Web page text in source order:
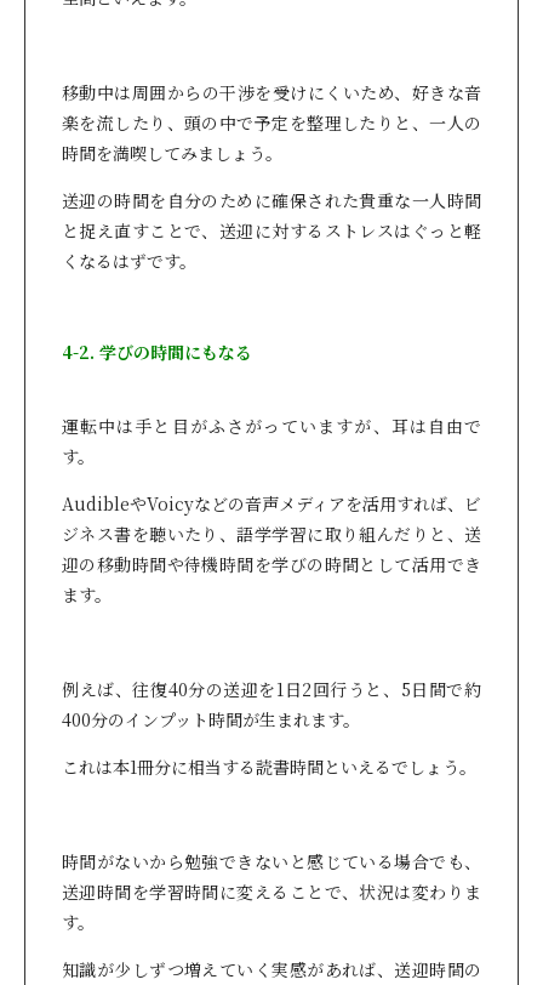
移動中は周囲からの干渉を受けにくいため、好きな音
楽を流したり、頭の中で予定を整理したりと、一人の
時間を満喫してみましょう。
送迎の時間を自分のために確保された貴重な一人時間
と捉え直すことで、送迎に対するストレスはぐっと軽
くなるはずです。
4-2. 学びの時間にもなる
運転中は手と目がふさがっていますが、耳は自由で
す。
AudibleやVoicyなどの音声メディアを活用すれば、ビ
ジネス書を聴いたり、語学学習に取り組んだりと、送
迎の移動時間や待機時間を学びの時間として活用でき
ます。
例えば、往復40分の送迎を1日2回行うと、5日間で約
400分のインプット時間が生まれます。
これは本1冊分に相当する読書時間といえるでしょう。
時間がないから勉強できないと感じている場合でも、
送迎時間を学習時間に変えることで、状況は変わりま
す。
知識が少しずつ増えていく実感があれば、送迎時間の